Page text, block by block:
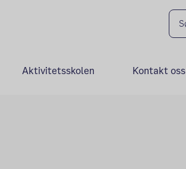
Aktivitetsskolen Kontakt oss